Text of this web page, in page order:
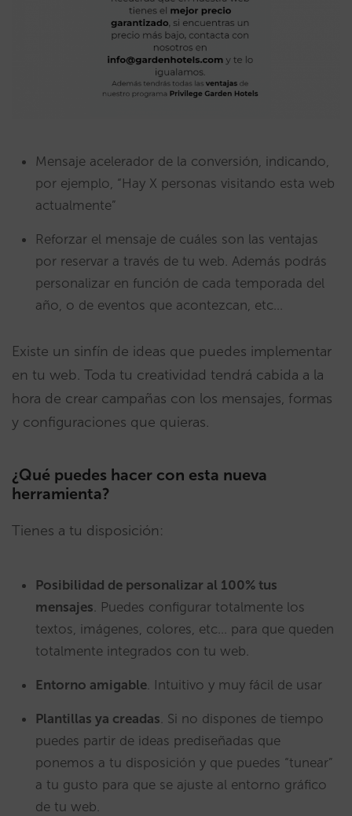
Mensaje acelerador de la conversión, indicando,
por ejemplo, “Hay X personas visitando esta web
actualmente”
Reforzar el mensaje de cuáles son las ventajas
por reservar a través de tu web. Además podrás
personalizar en función de cada temporada del
año, o de eventos que acontezcan, etc…
Existe un sinfín de ideas que puedes implementar
en tu web. Toda tu creatividad tendrá cabida a la
hora de crear campañas con los mensajes, formas
y configuraciones que quieras.
¿Qué puedes hacer con esta nueva
herramienta?
Tienes a tu disposición:
Posibilidad de personalizar al 100% tus
mensajes. Puedes configurar totalmente los
textos, imágenes, colores, etc… para que queden
totalmente integrados con tu web.
Entorno amigable. Intuitivo y muy fácil de usar
Plantillas ya creadas. Si no dispones de tiempo
puedes partir de ideas prediseñadas que
ponemos a tu disposición y que puedes “tunear”
a tu gusto para que se ajuste al entorno gráfico
de tu web.